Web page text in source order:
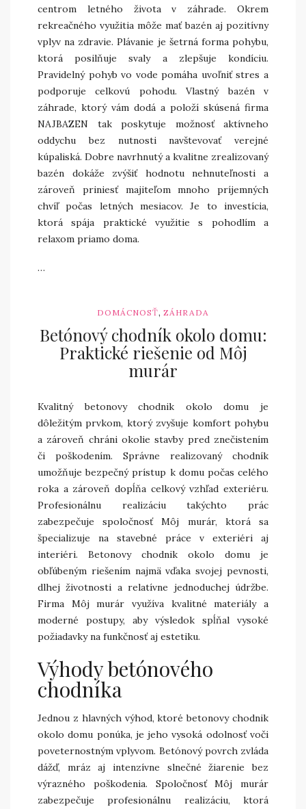
centrom letného života v záhrade. Okrem
rekreačného využitia môže mať bazén aj pozitívny
vplyv na zdravie. Plávanie je šetrná forma pohybu,
ktorá posilňuje svaly a zlepšuje kondíciu.
Pravidelný pohyb vo vode pomáha uvoľniť stres a
podporuje celkovú pohodu. Vlastný bazén v
záhrade, ktorý vám dodá a položí skúsená firma
NAJBAZEN tak poskytuje možnosť aktívneho
oddychu bez nutnosti navštevovať verejné
kúpaliská. Dobre navrhnutý a kvalitne zrealizovaný
bazén dokáže zvýšiť hodnotu nehnuteľnosti a
zároveň priniesť majiteľom mnoho príjemných
chvíľ počas letných mesiacov. Je to investícia,
ktorá spája praktické využitie s pohodlím a
relaxom priamo doma.
…
DOMÁCNOSŤ, ZÁHRADA
Betónový chodník okolo domu:
Praktické riešenie od Môj
murár
Kvalitný betonovy chodnik okolo domu je
dôležitým prvkom, ktorý zvyšuje komfort pohybu
a zároveň chráni okolie stavby pred znečistením
či poškodením. Správne realizovaný chodník
umožňuje bezpečný prístup k domu počas celého
roka a zároveň dopĺňa celkový vzhľad exteriéru.
Profesionálnu realizáciu takýchto prác
zabezpečuje spoločnosť Môj murár, ktorá sa
špecializuje na stavebné práce v exteriéri aj
interiéri. Betonovy chodnik okolo domu je
obľúbeným riešením najmä vďaka svojej pevnosti,
dlhej životnosti a relatívne jednoduchej údržbe.
Firma Môj murár využíva kvalitné materiály a
moderné postupy, aby výsledok spĺňal vysoké
požiadavky na funkčnosť aj estetiku.
Výhody betónového
chodníka
Jednou z hlavných výhod, ktoré betonovy chodnik
okolo domu ponúka, je jeho vysoká odolnosť voči
poveternostným vplyvom. Betónový povrch zvláda
dážď, mráz aj intenzívne slnečné žiarenie bez
výrazného poškodenia. Spoločnosť Môj murár
zabezpečuje profesionálnu realizáciu, ktorá